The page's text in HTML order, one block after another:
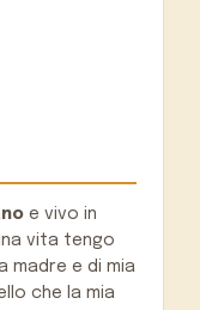
e vivo in
vita tengo
madre e di mia
che la mia